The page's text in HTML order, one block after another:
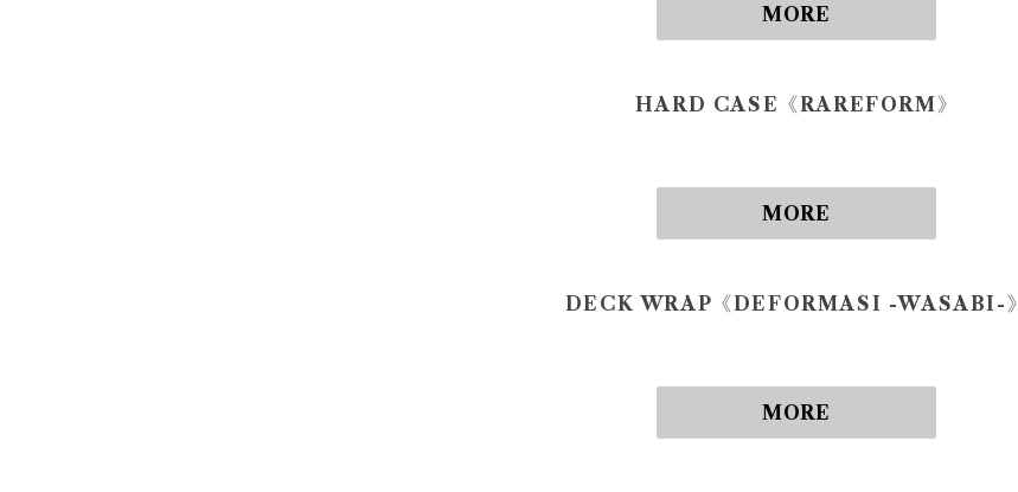
MORE
HARD CASE《RAREFORM》
MORE
DECK WRAP《DEFORMASI -WASABI-》
MORE